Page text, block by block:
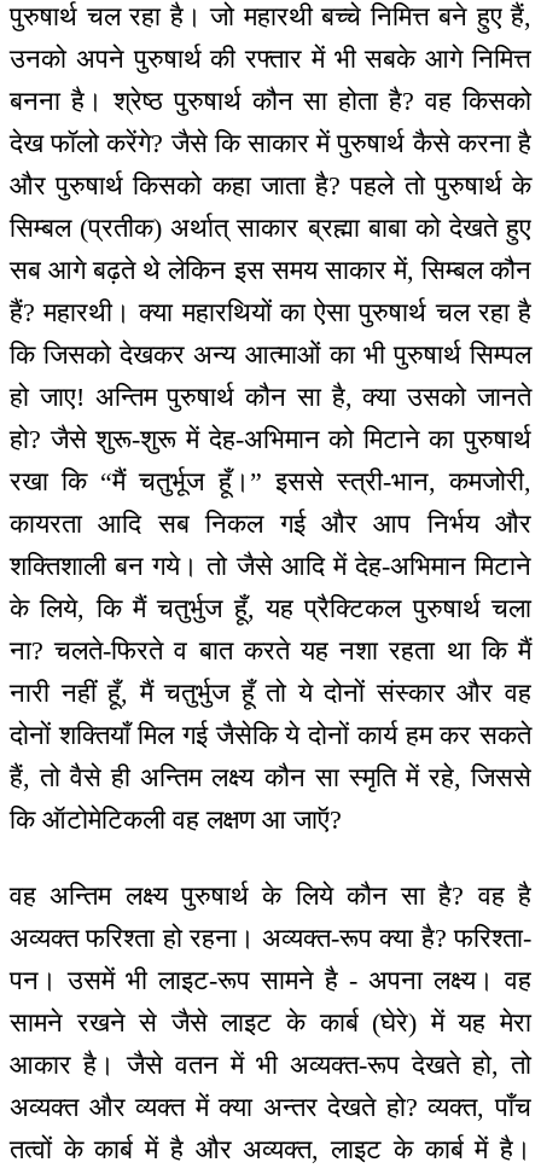
पुरुषार्थ चल रहा है। जो महारथी बच्चे निमित्त बने हुए हैं,
उनको अपने पुरुषार्थ की रफ्तार में भी सबके आगे निमित्त
बनना है। श्रेष्ठ पुरुषार्थ कौन सा होता है? वह किसको
देख फॉलो करेंगे? जैसे कि साकार में पुरुषार्थ कैसे करना है
और पुरुषार्थ किसको कहा जाता है? पहले तो पुरुषार्थ के
सिम्बल (प्रतीक) अर्थात् साकार ब्रह्मा बाबा को देखते हुए
सब आगे बढ़ते थे लेकिन इस समय साकार में, सिम्बल कौन
हैं? महारथी। क्या महारथियों का ऐसा पुरुषार्थ चल रहा है
कि जिसको देखकर अन्य आत्माओं का भी पुरुषार्थ सिम्पल
हो जाए! अन्तिम पुरुषार्थ कौन सा है, क्या उसको जानते
हो? जैसे शुरू-शुरू में देह-अभिमान को मिटाने का पुरुषार्थ
रखा कि “मैं चतुर्भूज हूँ।” इससे स्त्री-भान, कमजोरी,
कायरता आदि सब निकल गई और आप निर्भय और
शक्तिशाली बन गये। तो जैसे आदि में देह-अभिमान मिटाने
के लिये, कि मैं चतुर्भुज हूँ, यह प्रैक्टिकल पुरुषार्थ चला
ना? चलते-फिरते व बात करते यह नशा रहता था कि मैं
नारी नहीं हूँ, मैं चतुर्भुज हूँ तो ये दोनों संस्कार और वह
दोनों शक्तियाँ मिल गई जैसेकि ये दोनों कार्य हम कर सकते
हैं, तो वैसे ही अन्तिम लक्ष्य कौन सा स्मृति में रहे, जिससे
कि ऑटोमेटिकली वह लक्षण आ जाऍ?
वह अन्तिम लक्ष्य पुरुषार्थ के लिये कौन सा है? वह है
अव्यक्त फरिश्ता हो रहना। अव्यक्त-रूप क्या है? फरिश्ता-
पन। उसमें भी लाइट-रूप सामने है - अपना लक्ष्य। वह
सामने रखने से जैसे लाइट के कार्ब (घेरे) में यह मेरा
आकार है। जैसे वतन में भी अव्यक्त-रूप देखते हो, तो
अव्यक्त और व्यक्त में क्या अन्तर देखते हो? व्यक्त, पाँच
तत्वों के कार्ब में है और अव्यक्त, लाइट के कार्ब में है।